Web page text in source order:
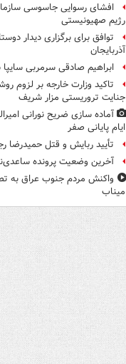
افشای رسوایی جاسوسی
رژیم صهیونیستی
توافق برای برگزاری دیدار
آذربایجان
ابراهیم صادقی سرمربی
تاکید وزارت خارجه بر لزوم
جنایت تروریستی مزار شریف
آماده سازی ضریح نورانی
ایام پایانی صفر
تأیید ربایش و قتل حمیدرضا
آخرین وضعیت پرونده
واکنش مردم جنوب عراق به
میناب